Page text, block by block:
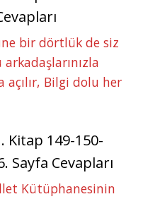
bir dörtlük de siz
arkadaşlarınızla
açılır, Bilgi dolu her
Kitap 149-150-
Sayfa Cevapları
Kütüphanesinin